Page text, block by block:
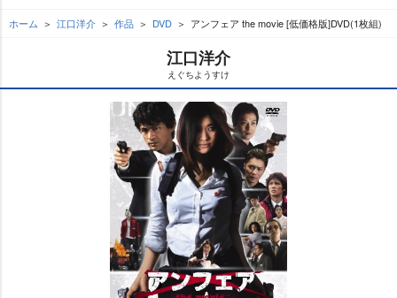
ホーム 江口洋介 作品 DVD アンフェア the movie [低価格版]DVD(1枚組)
江口洋介
えぐちようすけ